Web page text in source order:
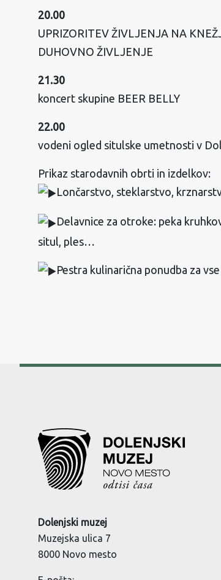
20.00
UPRIZORITEV ŽIVLJENJA NA
DUHOVNO ŽIVLJENJE
21.30
koncert skupine BEER BELLY
22.00
vodeni ogled situlske umetnosti v
Prikaz starodavnih obrti in izdelkov:
Lončarstvo, steklarstvo,
Delavnice za otroke: peka
situl, ples…
Pestra kulinarična ponudba za
Dolenjski muzej
Muzejska ulica 7
8000 Novo mesto